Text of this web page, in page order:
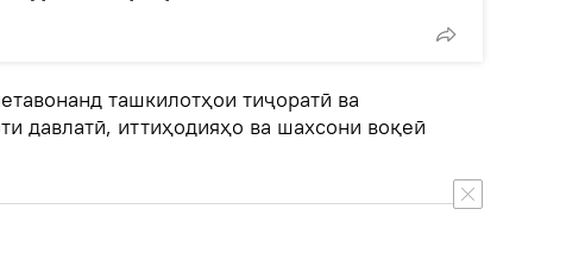
ташкилотҳои тиҷоратӣ ва
давлатӣ, иттиҳодияҳо ва шахсони воқеӣ